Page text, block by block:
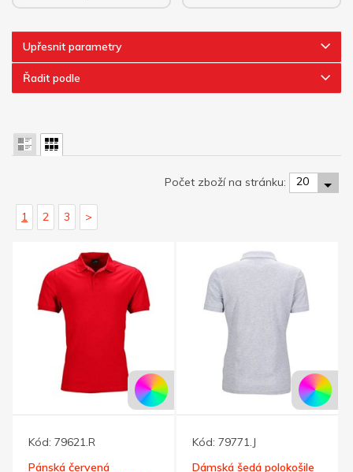
Upřesnit parametry
Řadit podle
Počet zboží na stránku: 20
1 2 3 >
Kód: 79621.R
Pánská červená
Kód: 79771.J
Dámská šedá polokošile